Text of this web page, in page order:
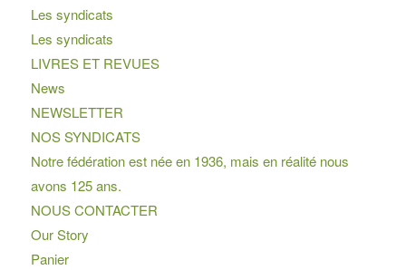
Les syndicats
Les syndicats
LIVRES ET REVUES
News
NEWSLETTER
NOS SYNDICATS
Notre fédération est née en 1936, mais en réalité nous
avons 125 ans.
NOUS CONTACTER
Our Story
Panier